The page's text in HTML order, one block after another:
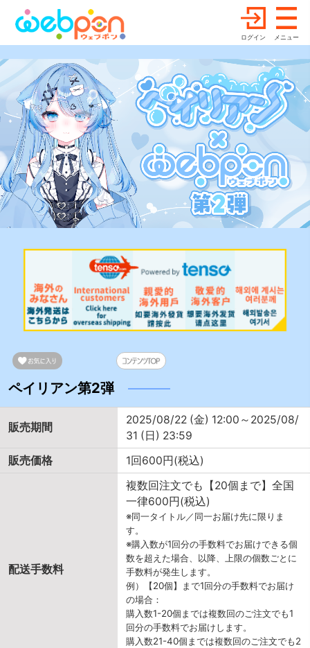
ログイン メニュー
ペイリアン第2弾
販売期間
2025/08/22 (金) 12:00～2025/08/
31 (日) 23:59
販売価格
1回600円(税込)
配送手数料
複数回注文でも【20個まで】全国
一律600円(税込)
※同一タイトル／同一お届け先に限りま
す。
※購入数が1回分の手数料でお届けできる個
数を超えた場合、以降、上限の個数ごとに
手数料が発生します。
例）【20個】まで1回分の手数料でお届け
の場合：
購入数1-20個までは複数回のご注文でも1
回分の手数料でお届けします。
購入数21-40個までは複数回のご注文でも2